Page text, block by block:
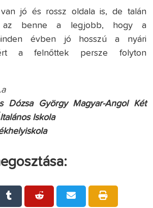
jó és rossz oldala is, de talán
az benne a legjobb, hogy a
évben jó hosszú a nyári
a felnőttek persze folyton
Dózsa György Magyar-Angol Két
Iskola